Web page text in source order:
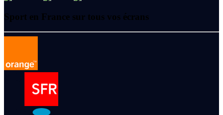
Sport en France sur tous vos écrans